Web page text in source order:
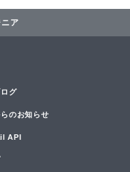
ア
グ
のお知らせ
API